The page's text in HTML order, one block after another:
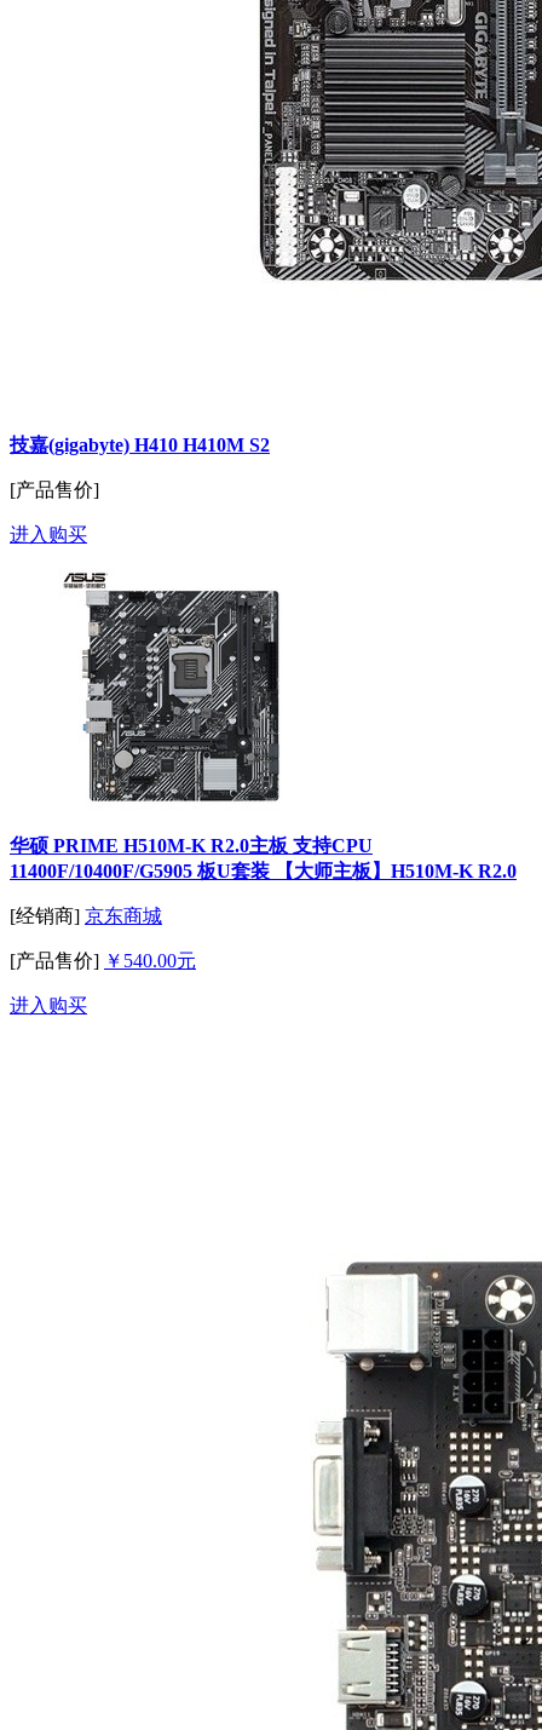
技嘉(gigabyte) H410 H410M S2
[产品售价]
进入购买
华硕 PRIME H510M-K R2.0主板 支持CPU
11400F/10400F/G5905 板U套装 【大师主板】H510M-K R2.0
[经销商] 京东商城
[产品售价] ￥540.00元
进入购买